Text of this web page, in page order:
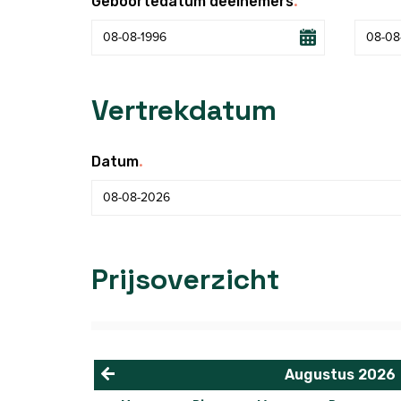
Vertrekdatum
Datum.
Prijsoverzicht
< Augustus 2026